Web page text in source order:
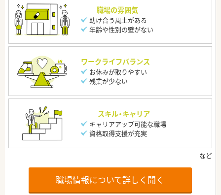
職場の雰囲気
助け合う風土がある
年齢や性別の壁がない
ワークライフバランス
お休みが取りやすい
残業が少ない
スキル・キャリア
キャリアアップ可能な職場
資格取得支援が充実
職場情報について詳しく聞く